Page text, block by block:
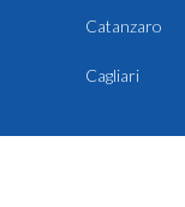
Catanzaro
Cagliari